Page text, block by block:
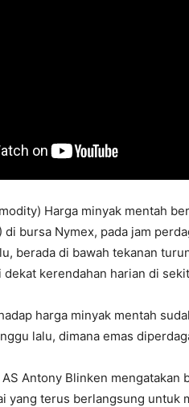
Harga minyak mentah
di bursa Nymex, pada jam
berada di bawah tekanan
kerendahan harian di
harga minyak mentah
lalu, dimana emas
Antony Blinken mengatakan
yang terus berlangsung untuk